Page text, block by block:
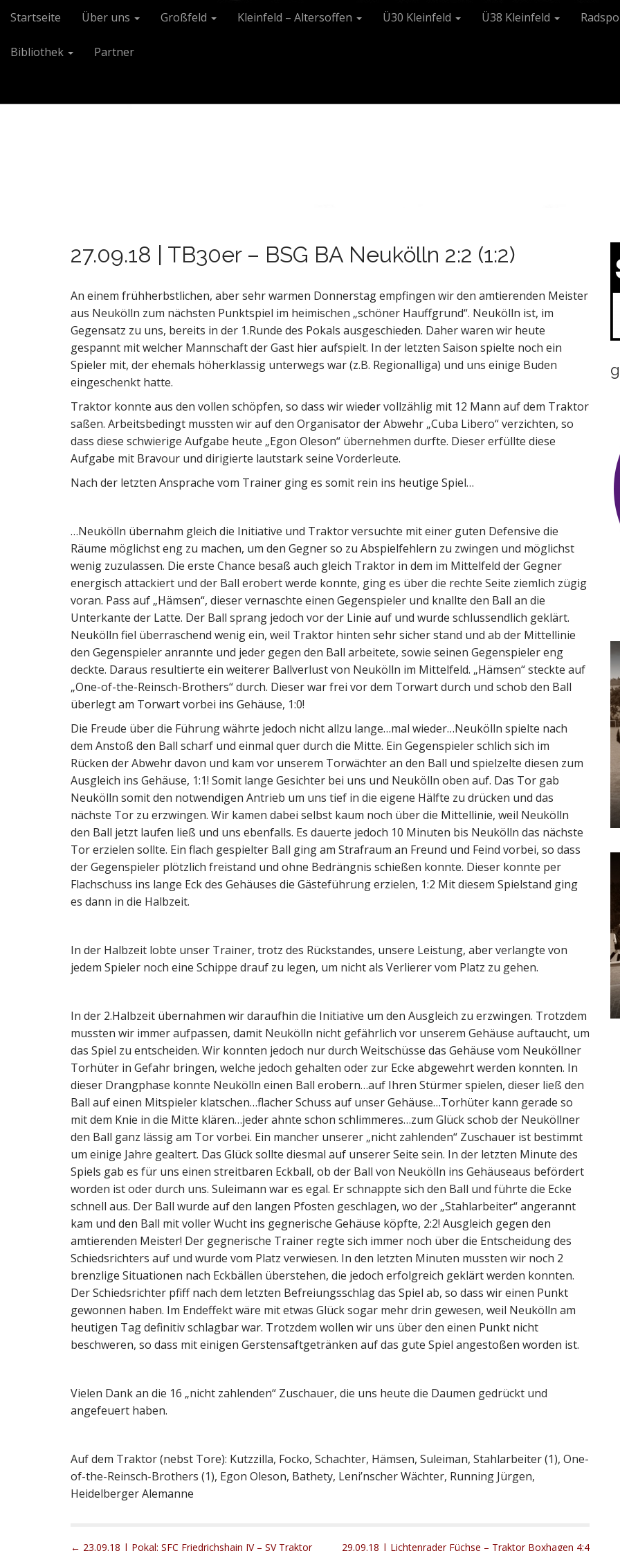
M
e
Startseite Über uns Großfeld Kleinfeld – Altersoffen Ü30 Kleinfeld Ü38 Kleinfeld
Bibliothek Partner
27.09.18 | TB30er – BSG BA Neukölln 2:2 (1:2)
An einem frühherbstlichen, aber sehr warmen Donnerstag empfingen wir den amtierenden Meister
aus Neukölln zum nächsten Punktspiel im heimischen „schöner Hauffgrund“. Neukölln ist, im
Gegensatz zu uns, bereits in der 1.Runde des Pokals ausgeschieden. Daher waren wir heute
gespannt mit welcher Mannschaft der Gast hier aufspielt. In der letzten Saison spielte noch ein
Spieler mit, der ehemals höherklassig unterwegs war (z.B. Regionalliga) und uns einige Buden
eingeschenkt hatte.
Traktor konnte aus den vollen schöpfen, so dass wir wieder vollzählig mit 12 Mann auf dem Traktor
saßen. Arbeitsbedingt mussten wir auf den Organisator der Abwehr „Cuba Libero“ verzichten, so
dass diese schwierige Aufgabe heute „Egon Oleson“ übernehmen durfte. Dieser erfüllte diese
Aufgabe mit Bravour und dirigierte lautstark seine Vorderleute.
Nach der letzten Ansprache vom Trainer ging es somit rein ins heutige Spiel…
…Neukölln übernahm gleich die Initiative und Traktor versuchte mit einer guten Defensive die
Räume möglichst eng zu machen, um den Gegner so zu Abspielfehlern zu zwingen und möglichst
wenig zuzulassen. Die erste Chance besaß auch gleich Traktor in dem im Mittelfeld der Gegner
energisch attackiert und der Ball erobert werde konnte, ging es über die rechte Seite ziemlich zügig
voran. Pass auf „Hämsen“, dieser vernaschte einen Gegenspieler und knallte den Ball an die
Unterkante der Latte. Der Ball sprang jedoch vor der Linie auf und wurde schlussendlich geklärt.
Neukölln fiel überraschend wenig ein, weil Traktor hinten sehr sicher stand und ab der Mittellinie
den Gegenspieler anrannte und jeder gegen den Ball arbeitete, sowie seinen Gegenspieler eng
deckte. Daraus resultierte ein weiterer Ballverlust von Neukölln im Mittelfeld. „Hämsen“ steckte auf
„One-of-the-Reinsch-Brothers“ durch. Dieser war frei vor dem Torwart durch und schob den Ball
überlegt am Torwart vorbei ins Gehäuse, 1:0!
Die Freude über die Führung währte jedoch nicht allzu lange…mal wieder…Neukölln spielte nach
dem Anstoß den Ball scharf und einmal quer durch die Mitte. Ein Gegenspieler schlich sich im
Rücken der Abwehr davon und kam vor unserem Torwächter an den Ball und spielzelte diesen zum
Ausgleich ins Gehäuse, 1:1! Somit lange Gesichter bei uns und Neukölln oben auf. Das Tor gab
Neukölln somit den notwendigen Antrieb um uns tief in die eigene Hälfte zu drücken und das
nächste Tor zu erzwingen. Wir kamen dabei selbst kaum noch über die Mittellinie, weil Neukölln
den Ball jetzt laufen ließ und uns ebenfalls. Es dauerte jedoch 10 Minuten bis Neukölln das nächste
Tor erzielen sollte. Ein flach gespielter Ball ging am Strafraum an Freund und Feind vorbei, so dass
der Gegenspieler plötzlich freistand und ohne Bedrängnis schießen konnte. Dieser konnte per
Flachschuss ins lange Eck des Gehäuses die Gästeführung erzielen, 1:2 Mit diesem Spielstand ging
es dann in die Halbzeit.
In der Halbzeit lobte unser Trainer, trotz des Rückstandes, unsere Leistung, aber verlangte von
jedem Spieler noch eine Schippe drauf zu legen, um nicht als Verlierer vom Platz zu gehen.
In der 2.Halbzeit übernahmen wir daraufhin die Initiative um den Ausgleich zu erzwingen. Trotzdem
mussten wir immer aufpassen, damit Neukölln nicht gefährlich vor unserem Gehäuse auftaucht, um
das Spiel zu entscheiden. Wir konnten jedoch nur durch Weitschüsse das Gehäuse vom Neuköllner
Torhüter in Gefahr bringen, welche jedoch gehalten oder zur Ecke abgewehrt werden konnten. In
dieser Drangphase konnte Neukölln einen Ball erobern…auf Ihren Stürmer spielen, dieser ließ den
Ball auf einen Mitspieler klatschen…flacher Schuss auf unser Gehäuse…Torhüter kann gerade so
mit dem Knie in die Mitte klären…jeder ahnte schon schlimmeres…zum Glück schob der Neuköllner
den Ball ganz lässig am Tor vorbei. Ein mancher unserer „nicht zahlenden“ Zuschauer ist bestimmt
um einige Jahre gealtert. Das Glück sollte diesmal auf unserer Seite sein. In der letzten Minute des
Spiels gab es für uns einen streitbaren Eckball, ob der Ball von Neukölln ins Gehäuseaus befördert
worden ist oder durch uns. Suleimann war es egal. Er schnappte sich den Ball und führte die Ecke
schnell aus. Der Ball wurde auf den langen Pfosten geschlagen, wo der „Stahlarbeiter“ angerannt
kam und den Ball mit voller Wucht ins gegnerische Gehäuse köpfte, 2:2! Ausgleich gegen den
amtierenden Meister! Der gegnerische Trainer regte sich immer noch über die Entscheidung des
Schiedsrichters auf und wurde vom Platz verwiesen. In den letzten Minuten mussten wir noch 2
brenzlige Situationen nach Eckbällen überstehen, die jedoch erfolgreich geklärt werden konnten.
Der Schiedsrichter pfiff nach dem letzten Befreiungsschlag das Spiel ab, so dass wir einen Punkt
gewonnen haben. Im Endeffekt wäre mit etwas Glück sogar mehr drin gewesen, weil Neukölln am
heutigen Tag definitiv schlagbar war. Trotzdem wollen wir uns über den einen Punkt nicht
beschweren, so dass mit einigen Gerstensaftgetränken auf das gute Spiel angestoßen worden ist.
Vielen Dank an die 16 „nicht zahlenden“ Zuschauer, die uns heute die Daumen gedrückt und
angefeuert haben.
Auf dem Traktor (nebst Tore): Kutzzilla, Focko, Schachter, Hämsen, Suleiman, Stahlarbeiter (1), One-
of-the-Reinsch-Brothers (1), Egon Oleson, Bathety, Leni’nscher Wächter, Running Jürgen,
Heidelberger Alemanne
← 23.09.18 | Pokal: SFC Friedrichshain IV – SV Traktor 29.09.18 | Lichtenrader Füchse – Traktor Boxhagen 4:4